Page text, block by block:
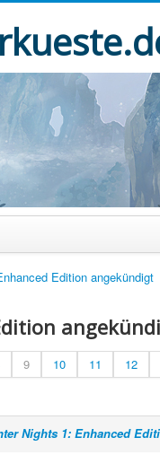
Edition angekündigt
9 10 11 12
Nights 1: Enhanced